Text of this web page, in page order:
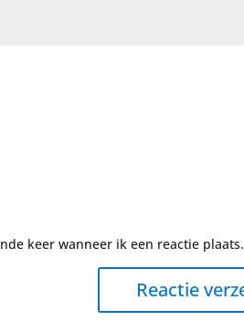
keer wanneer ik een reactie plaats.